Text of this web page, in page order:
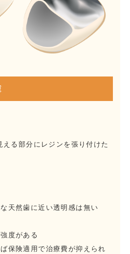
る部分にレジンを張り付けた
天然歯に近い透明感は無い
度がある
保険適用で治療費が抑えられ